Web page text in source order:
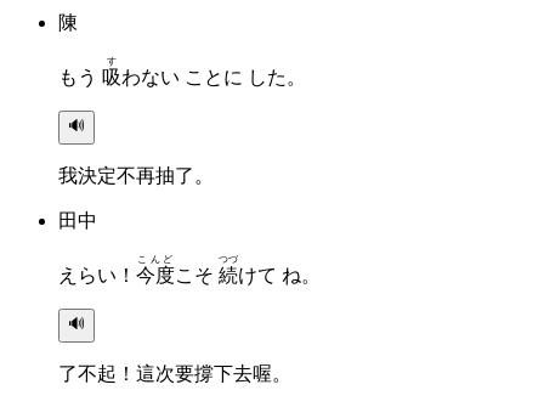
陳
もう 吸
す
わない ことに した。
🔊
我決定不再抽了。
田中
えらい！ 今度
こんど
こそ 続
つづ
けて ね。
🔊
了不起！這次要撐下去喔。